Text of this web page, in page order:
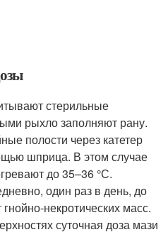
стерильные
рыхло заполняют рану.
полости через катетер
шприца. В этом случае
до 35–36 °С.
один раз в день, до
некротических масс.
суточная доза мази